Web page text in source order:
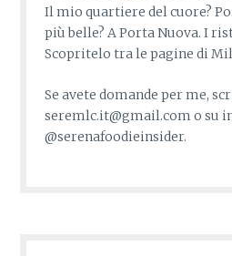
Il mio quartiere del cuore?
più belle? A Porta Nuova. I
Scopritelo tra le pagine di
Se avete domande per me,
seremlc.it@gmail.com o su
@serenafoodieinsider.